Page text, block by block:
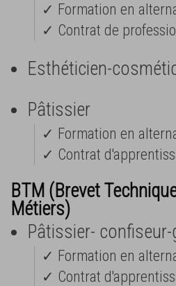
✓ Formation en
✓ Contrat de
Esthéticien-
Pâtissier
✓ Formation en
✓ Contrat
BTM (Brevet
Métiers)
Pâtissier-
✓ Formation en
✓ Contrat